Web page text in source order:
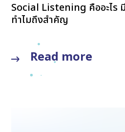
Social Listening คืออะไร
ทำไมถึงสำคัญ
Read more